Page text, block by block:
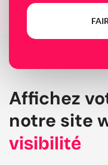
Affichez
notre site
visibilité